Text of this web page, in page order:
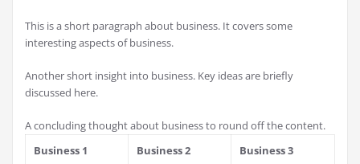
This is a short paragraph about business. It covers some
interesting aspects of business.
Another short insight into business. Key ideas are briefly
discussed here.
A concluding thought about business to round off the content.
Business 1
Business 2 Business 3